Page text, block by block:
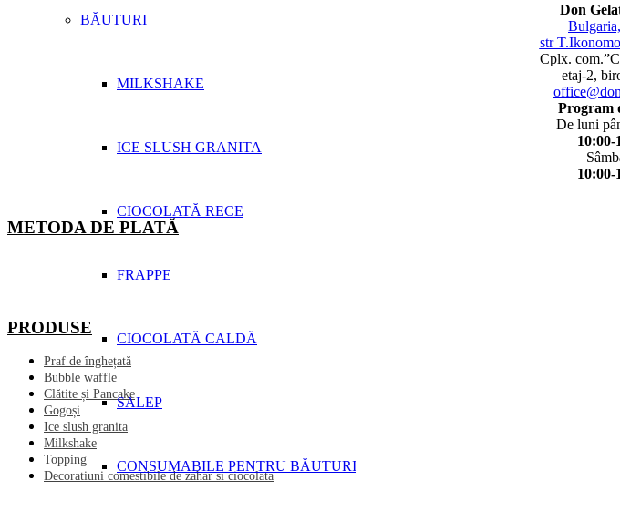
BĂUTURI
MILKSHAKE
ICE SLUSH GRANITA
CIOCOLATĂ RECE
FRAPPE
CIOCOLATĂ CALDĂ
SALEP
CONSUMABILE PENTRU BĂUTURI
Don
str
Cplx.
etaj-2,
Program
De luni
10:00-
10:00-
METODA DE PLATĂ
PRODUSE
Praf de înghețată
Bubble waffle
Clătite și Pancake
Gogoși
Ice slush granita
Milkshake
Topping
Decoratiuni comestibile de zahar si ciocolata